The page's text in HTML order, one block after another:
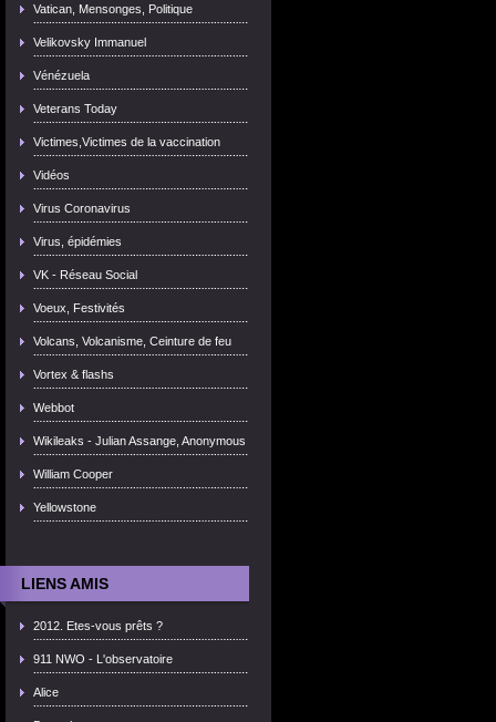
Vatican, Mensonges, Politique
Velikovsky Immanuel
Vénézuela
Veterans Today
Victimes,Victimes de la vaccination
Vidéos
Virus Coronavirus
Virus, épidémies
VK - Réseau Social
Voeux, Festivités
Volcans, Volcanisme, Ceinture de feu
Vortex & flashs
Webbot
Wikileaks - Julian Assange, Anonymous
William Cooper
Yellowstone
LIENS AMIS
2012. Etes-vous prêts ?
911 NWO - L'observatoire
Alice